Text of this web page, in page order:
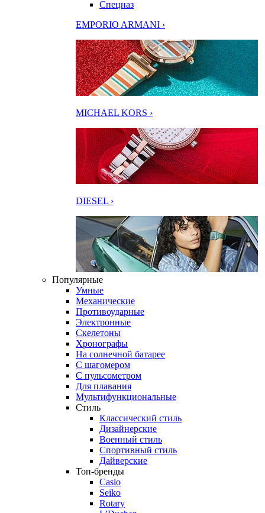
Спецназ
EMPORIO ARMANI ›
MICHAEL KORS ›
DIESEL ›
Популярные
Умные
Механические
Противоударные
Электронные
Скелетоны
Хронографы
На солнечной батарее
С шагомером
С пульсометром
Для плавания
Мультифункциональные
Стиль
Классический стиль
Дизайнерские
Военный стиль
Спортивный стиль
Дайверские
Топ-бренды
Casio
Seiko
Rotary